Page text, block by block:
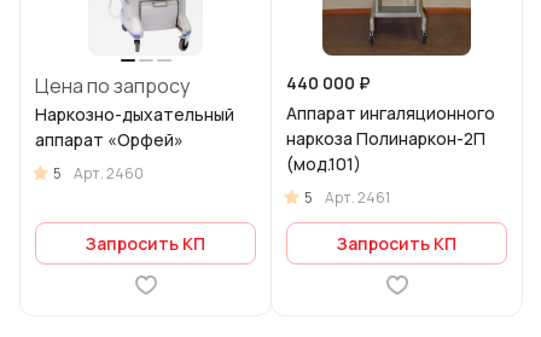
Цена по запросу
Наркозно-дыхательный
аппарат «Орфей»
5 Арт.2460
Запросить КП
440 000 ₽
Аппарат ингаляционного
наркоза Полинаркон-2П
(мод.101)
5 Арт.2461
Запросить КП